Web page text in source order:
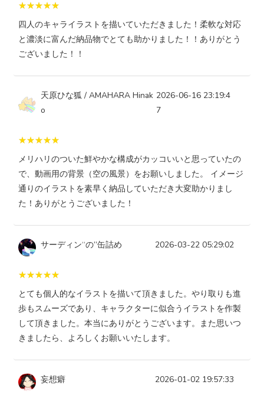
四人のキャライラストを描いていただきました！柔軟な対応
と濃淡に富んだ納品物でとても助かりました！！ありがとう
ございました！！
天原ひな狐 / AMAHARA Hinak
o
2026-06-16 23:19:4
7
メリハリのついた鮮やかな構成がカッコいいと思っていたの
で、動画用の背景（空の風景）をお願いしました。 イメージ
通りのイラストを素早く納品していただき大変助かりまし
た！ありがとうございました！
サーディン“の”缶詰め 2026-03-22 05:29:02
とても個人的なイラストを描いて頂きました。やり取りも進
歩もスムーズであり、キャラクターに似合うイラストを作製
して頂きました。本当にありがとうございます。また思いつ
きましたら、よろしくお願いいたします。
妄想癖 2026-01-02 19:57:33